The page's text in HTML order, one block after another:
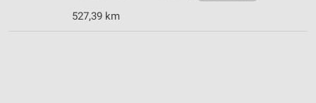
527,39 km